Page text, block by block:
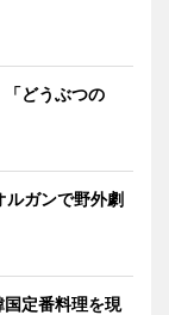
どうぶつの
ガンで野外劇
定番料理を現